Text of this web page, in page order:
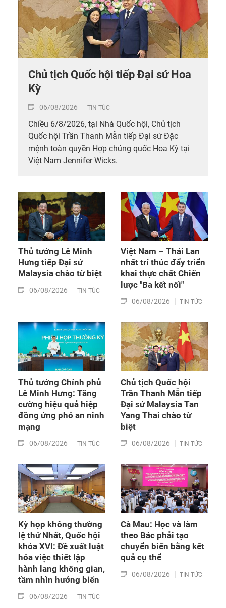
Chủ tịch Quốc hội tiếp Đại sứ Hoa
Kỳ
06/08/2026 TIN TỨC
Chiều 6/8/2026, tại Nhà Quốc hội, Chủ tịch
Quốc hội Trần Thanh Mẫn tiếp Đại sứ Đặc
mệnh toàn quyền Hợp chúng quốc Hoa Kỳ tại
Việt Nam Jennifer Wicks.
Thủ tướng Lê Minh
Hưng tiếp Đại sứ
Malaysia chào từ biệt
06/08/2026 TIN TỨC
Việt Nam – Thái Lan
nhất trí thúc đẩy triển
khai thực chất Chiến
lược "Ba kết nối"
06/08/2026 TIN TỨC
Thủ tướng Chính phủ
Lê Minh Hưng: Tăng
cường hiệu quả hiệp
đồng ứng phó an ninh
mạng
06/08/2026 TIN TỨC
Chủ tịch Quốc hội
Trần Thanh Mẫn tiếp
Đại sứ Malaysia Tan
Yang Thai chào từ
biệt
06/08/2026 TIN TỨC
Kỳ họp không thường
lệ thứ Nhất, Quốc hội
khóa XVI: Đề xuất luật
hóa việc thiết lập
hành lang không gian,
tầm nhìn hướng biển
06/08/2026 TIN TỨC
Cà Mau: Học và làm
theo Bác phải tạo
chuyển biến bằng kết
quả cụ thể
06/08/2026 TIN TỨC